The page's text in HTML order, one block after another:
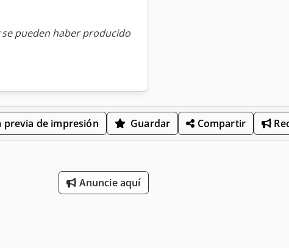
pueden haber producido
previa de impresión Guardar Compartir
Anuncie aquí